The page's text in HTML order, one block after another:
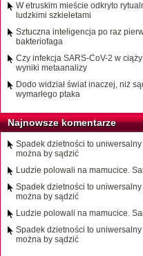
W etruskim mieście odkryto
ludzkimi szkieletami
Sztuczna inteligencja po raz
bakteriofaga
Czy infekcja SARS-CoV-2 w
wyniki metaanalizy
Dodo widział świat inaczej, niż
wymarłego ptaka
Najnowsze komentarze
Spadek dzietności to
można by sądzić
Ludzie polowali na mamucice.
Spadek dzietności to
można by sądzić
Ludzie polowali na mamucice.
Spadek dzietności to
można by sądzić